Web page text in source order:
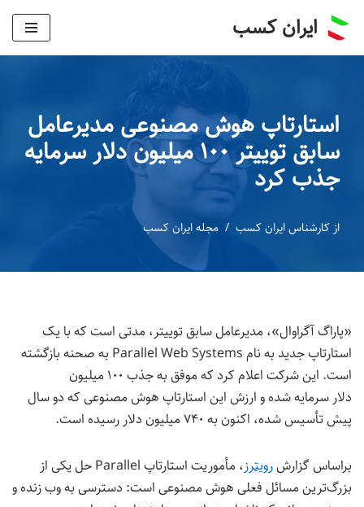
پرش
ایران کسب
استارتاپ هوش مصنوعی مدیرعامل
سابق توییتر ۱۰۰ میلیون دلار سرمایه
جذب کرد
از کارشناس ایران کسب مجله ایران کسب
«پاراگ آگراوال»، مدیرعامل سابق توییتر، مدتی است که با یک
استارتاپ جدید به نام Parallel Web Systems به صحنه بازگشته
است. این شرکت اعلام کرد که موفق به جذب ۱۰۰ میلیون
دلار سرمایه شده و ارزش این استارتاپ هوش مصنوعی که دو سال
پیش تأسیس شده، اکنون به ۷۴۰ میلیون دلار رسیده است.
براساس گزارشرویترز
، مأموریت استارتاپ Parallel حل یکی از
بزرگ‌ترین مسائل فعلی هوش مصنوعی است: دسترسی به وب زنده و